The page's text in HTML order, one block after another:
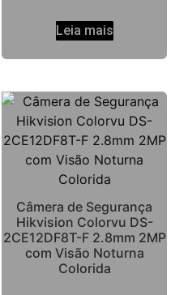
Leia mais
Câmera de Segurança
Hikvision Colorvu DS-
2CE12DF8T-F 2.8mm 2MP
com Visão Noturna
Colorida